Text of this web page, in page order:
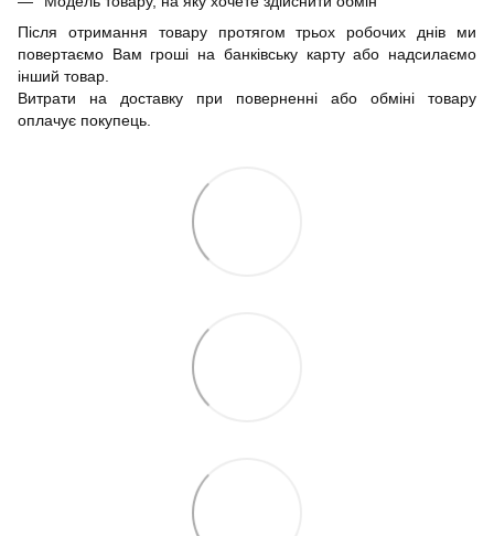
Після отримання товару протягом трьох робочих днів ми
повертаємо Вам гроші на банківську карту або надсилаємо
інший товар.
Витрати на доставку при поверненні або обміні товару
оплачує покупець.